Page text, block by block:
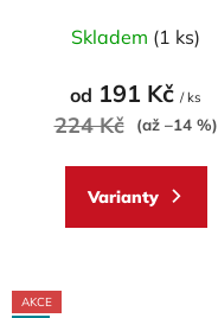
hodnocení
produktu
5
Skladem (1 ks)
od 191 Kč / ks
224 Kč (až –14 %)
Varianty
AKCE